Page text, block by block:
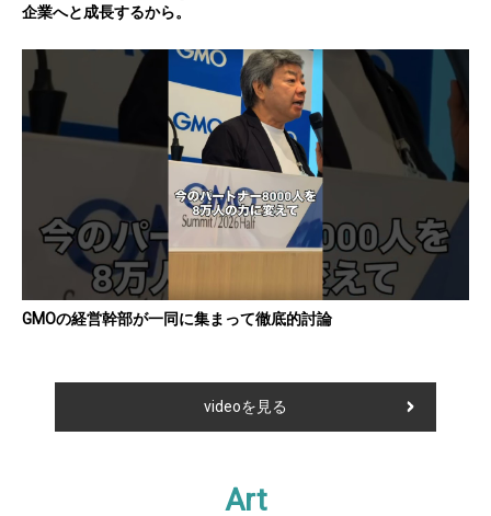
企業へと成長するから。
GMOの経営幹部が一同に集まって徹底的討論
videoを見る
Art